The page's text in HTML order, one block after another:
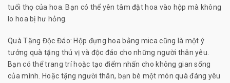
tuổi thọ của hoa. Bạn có thể yên tâm đặt hoa vào hộp mà không
lo hoa bị hư hỏng.
Quà Tặng Độc Đáo: Hộp đựng hoa bằng mica cũng là một ý
tưởng quà tặng thú vị và độc đáo cho những người thân yêu.
Bạn có thể trang trí hoặc tạo điểm nhấn cho không gian sống
của mình. Hoặc tặng người thân, bạn bè một món quà đáng yêu